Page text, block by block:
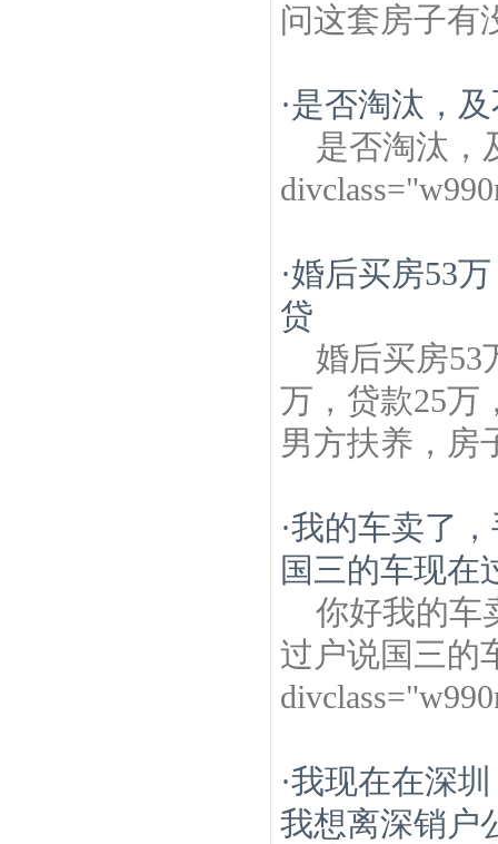
问这套房子有
·是否淘汰，
是否淘汰，
·婚后买房53
贷
婚后买房53
万，贷款25万
男方扶养，房
·我的车卖了
国三的车现在
你好我的车
过户说国三的
·我现在在深
我想离深销户